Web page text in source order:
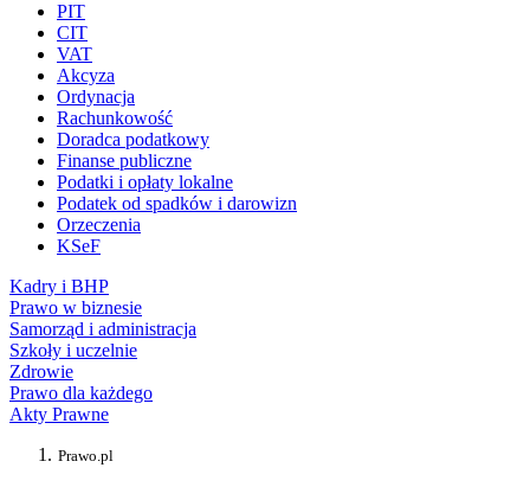
PIT
CIT
VAT
Akcyza
Ordynacja
Rachunkowość
Doradca podatkowy
Finanse publiczne
Podatki i opłaty lokalne
Podatek od spadków i darowizn
Orzeczenia
KSeF
Kadry i BHP
Prawo w biznesie
Samorząd i administracja
Szkoły i uczelnie
Zdrowie
Prawo dla każdego
Akty Prawne
Prawo.pl